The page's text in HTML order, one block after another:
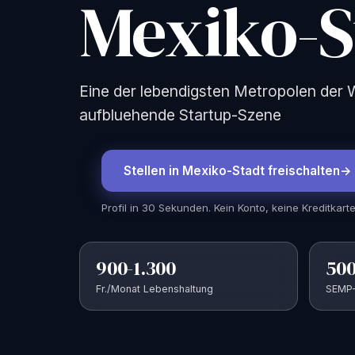
Mexiko-
Eine der lebendigsten Metropolen der
aufbluehende Startup-Szene
Stellen in Mexiko-Stadt freischalten
Profil in 30 Sekunden. Kein Konto, keine
900-1.300
Fr./Monat Lebenshaltung